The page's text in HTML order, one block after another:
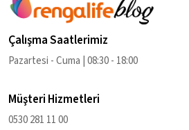
Çalışma Saatlerimiz
Pazartesi - Cuma | 08:30 - 18:00
Müşteri Hizmetleri
0530 281 11 00